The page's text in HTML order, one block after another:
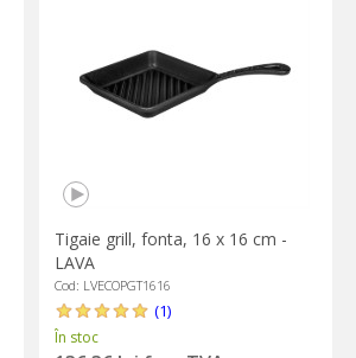
Tigaie grill, fonta, 16 x 16 cm -
LAVA
Cod: LVECOPGT1616
(1)
În stoc